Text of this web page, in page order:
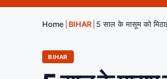
Home BIHAR
BIHAR